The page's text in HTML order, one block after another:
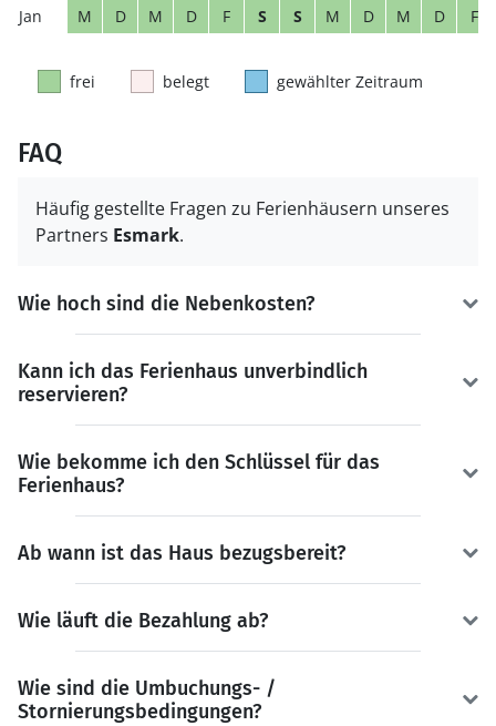
M
D M D F S S M D M D F
frei belegt gewählter Zeitraum
FAQ
Häufig gestellte Fragen zu Ferienhäusern unseres
Partners Esmark.
Wie hoch sind die Nebenkosten?
Kann ich das Ferienhaus unverbindlich
reservieren?
Wie bekomme ich den Schlüssel für das
Ferienhaus?
Ab wann ist das Haus bezugsbereit?
Wie läuft die Bezahlung ab?
Wie sind die Umbuchungs- /
Stornierungsbedingungen?